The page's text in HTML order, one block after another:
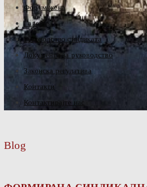
Форум жена
Галерија
Руководство синдиката
Документа за руководство
Законска регулатива
Контакти
Контактирајте нас
Blog